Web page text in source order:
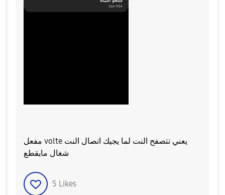
مفعل volte يعني تتصفح النت لما يجيك اتصال النت
شغال مايقطع
5 Likes